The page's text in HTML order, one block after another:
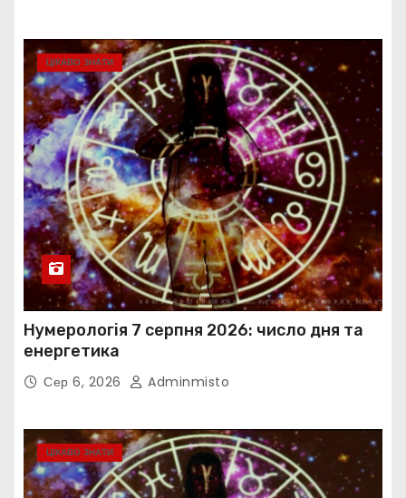
ЦІКАВО ЗНАТИ
Нумерологія 7 серпня 2026: число дня та
енергетика
Сер 6, 2026 Adminmisto
ЦІКАВО ЗНАТИ